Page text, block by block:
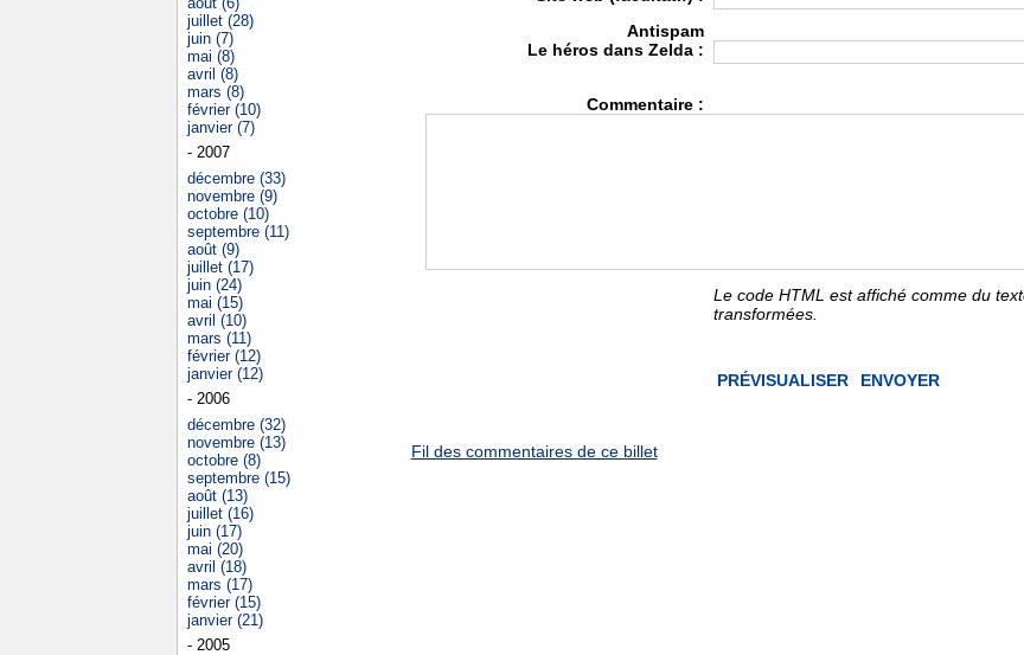
Antispam
Le héros dans Zelda :
Commentaire :
Le code HTML est affiché comme du
transformées.
Fil des commentaires de ce billet
juillet (28)
juin (7)
mai (8)
avril (8)
mars (8)
février (10)
janvier (7)
- 2007
décembre (33)
novembre (9)
octobre (10)
septembre (11)
août (9)
juillet (17)
juin (24)
mai (15)
avril (10)
mars (11)
février (12)
janvier (12)
- 2006
décembre (32)
novembre (13)
octobre (8)
septembre (15)
août (13)
juillet (16)
juin (17)
mai (20)
avril (18)
mars (17)
février (15)
janvier (21)
- 2005